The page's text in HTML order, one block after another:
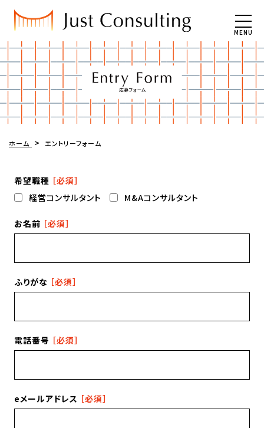
MENU
ホーム エントリーフォーム
希望職種 ［必須］
経営コンサルタント
M&Aコンサルタント
お名前 ［必須］
ふりがな ［必須］
電話番号 ［必須］
eメールアドレス ［必須］